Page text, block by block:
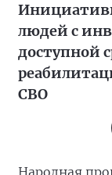
людей с
доступной
СВО
Народная